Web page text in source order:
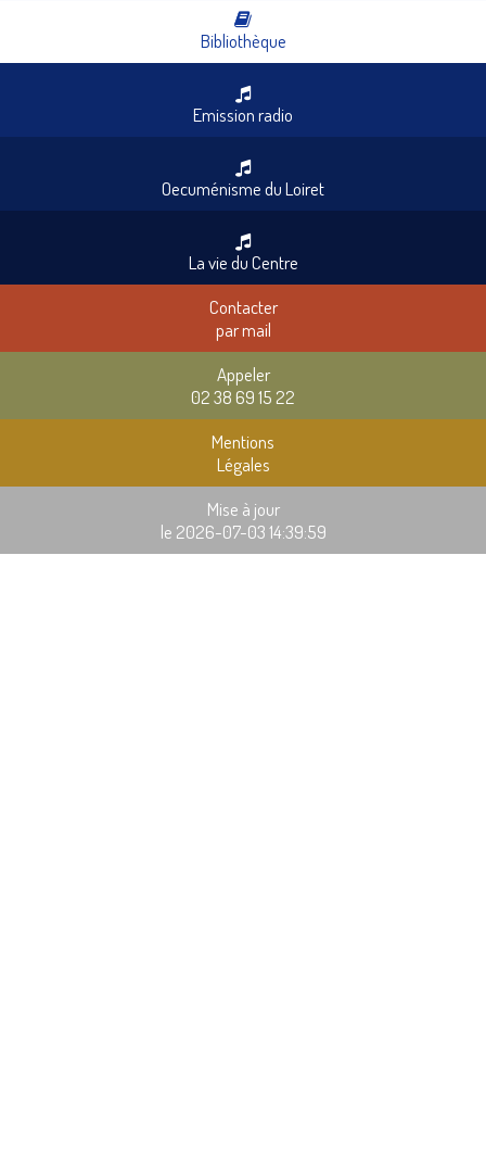
Bibliothèque
Emission radio
Oecuménisme du Loiret
La vie du Centre
Contacter
par mail
Appeler
02 38 69 15 22
Mentions
Légales
Mise à jour
le 2026-07-03 14:39:59